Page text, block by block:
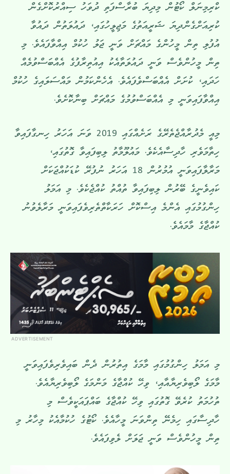
ކްރިމިނަލް ކޯޓުން މިދިޔަ ބުރާސްފަތި ދުވަހު ސިއްރުކޮށްގެން
ކުރިއަށްގެންދިޔަ ޝަރީއަތުގެ މަޖިލީހުގައި، ދައުލަތުން ދައުވާ
އުފުލި ތިން މީހުންގެ މައްޗަށް ވަނީ ޖަލު ހުކުމް އިއްވާފައެވެ. މި
ތިން މީހުންވެސް ވަނީ ދައުލަތާއެކު އިއުތިރާފުގެ އެއްބަސްވުމެއް
ހަދައި، ކުށަށް އެއްބަސްވެފައެވެ. އެހެންކަމުން މައްސަލައިގެ ހުކުމް
އިއްވާފައިވަނީ މި އެއްބަސްވުމުގެ މައްޗަށް ބިނާކޮށެވެ.
މިއީ މެދުރާއްޖެތެރޭގެ ރަށެއްގައި 2019 ވަނަ އަހަރު ހިނގާފައިވާ
ހިތާމަވެރި ހާދިސާއެކެވެ. މައުލޫމާތު ލިބިފައިވާ ގޮތުގައި،
މަރާލާފައިވަނީ އުމުރުން 18 އަހަރު ނުފުރޭ ކުޑަކުއްޖަކަށް
ކައިވެނީގެ ބޭރުން ލިބިފައިވާ ތުއްތު ކުއްޖެކެވެ. މި އަމަލު
ހިންގުމުގައި އެންމެ އިސްކޮށް ހަރަކާތްތެރިވެފައިވަނީ މަރާލެވުނު
ކުއްޖާގެ މާމައެވެ.
ADVERTISEMENT
މި އަމަލު ހިންގުމުގައި މާމަގެ އިތުރުން ދެން ބައިވެރިވެފައިވަނީ
މާމަގެ ލޯބިވެރިޔާއާއި، ވިހޭ ކުއްޖާގެ މަންމަގެ ލޯބިވެރިޔާއެވެ.
ތުހުމަތު ކުރެވޭ ގޮތުގައި ވިހޭ ކުއްޖާގެ ބައްޕައަކީވެސް މި
ހާދިސާގައި ހިމެނޭ ތިންވަނަ މީހާއެވެ. ކޯޓުގެ ހުކުމާއެކު މިހާރު މި
ތިން މީހުންވެސް ވަނީ ޖަލަށް ލެވިފައެވެ.